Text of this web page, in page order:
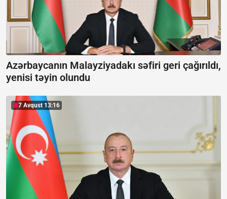
Azərbaycanın Malayziyadakı səfiri geri çağırıldı,
yenisi təyin olundu
7 Avqust 13:16